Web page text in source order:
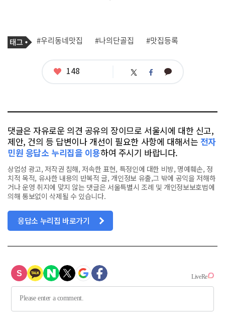
기
사
태
그
#우리동네맛집 #나의단골집 #맛집등록
좋
148 트 페 카
댓글은 자유로운 의견 공유의 장이므로 서울시에 대한 신고,
제안, 건의 등 답변이나 개선이 필요한 사항에 대해서는 전자
민원 응답소 누리집을 이용하여 주시기 바랍니다.
상업성 광고, 저작권 침해, 저속한 표현, 특정인에 대한 비방, 명예훼손, 정
치적 목적, 유사한 내용의 반복적 글, 개인정보 유출,그 밖에 공익을 저해하
거나 운영 취지에 맞지 않는 댓글은 서울특별시 조례 및 개인정보보호법에
의해 통보없이 삭제될 수 있습니다.
응답소 누리집 바로가기